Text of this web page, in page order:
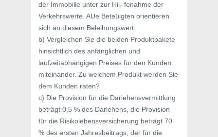
der Immobilie unter zur Hil- fenahme der
Verkehrswerte. AUe Beteüigten orientieren
sich an diesem Beleihungswert.
b) Vergleichen Sie die beiden Produktpakete
hinsichtlich des anfänglichen und
laufzeitabhängigen Preises für den Kunden
miteinander. Zu welchem Produkt werden Sie
dem Kunden raten?
c) Die Provision für die Darlehensvermittlung
beträgt 0,5 % des Darlehens, die Provision
für die Risikolebensversicherung beträgt 70
% des ersten Jahresbeitrags, der für die